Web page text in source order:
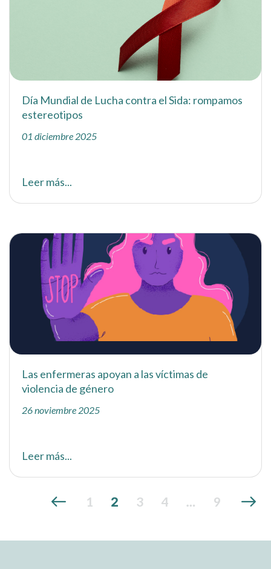
Día Mundial de Lucha contra el Sida: rompamos
estereotipos
01 diciembre 2025
Leer más...
Las enfermeras apoyan a las víctimas de
violencia de género
26 noviembre 2025
Leer más...
1 2 3 4 … 9